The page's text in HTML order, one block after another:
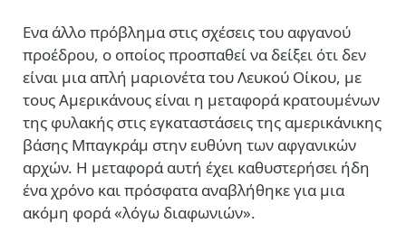
Ενα άλλο πρόβλημα στις σχέσεις του αφγανού
προέδρου, ο οποίος προσπαθεί να δείξει ότι δεν
είναι μια απλή μαριονέτα του Λευκού Οίκου, με
τους Αμερικάνους είναι η μεταφορά κρατουμένων
της φυλακής στις εγκαταστάσεις της αμερικάνικης
βάσης Μπαγκράμ στην ευθύνη των αφγανικών
αρχών. Η μεταφορά αυτή έχει καθυστερήσει ήδη
ένα χρόνο και πρόσφατα αναβλήθηκε για μια
ακόμη φορά «λόγω διαφωνιών».